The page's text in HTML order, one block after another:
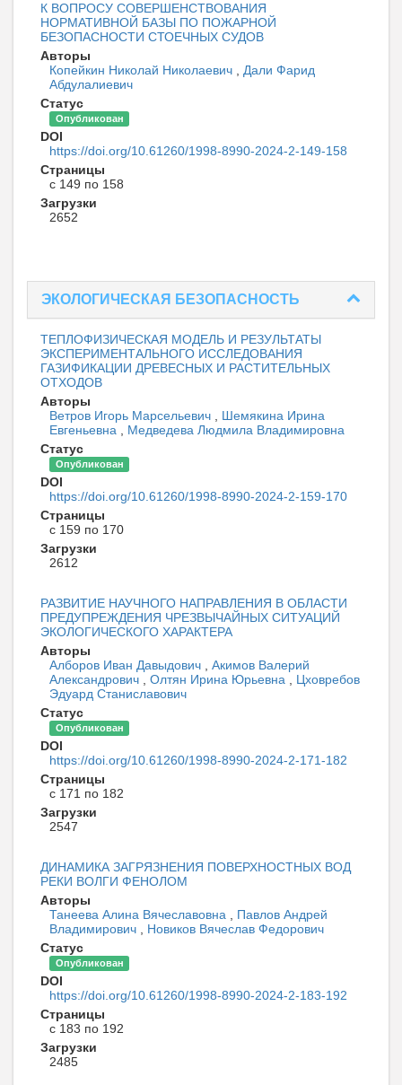
К ВОПРОСУ СОВЕРШЕНСТВОВАНИЯ
НОРМАТИВНОЙ БАЗЫ ПО ПОЖАРНОЙ
БЕЗОПАСНОСТИ СТОЕЧНЫХ СУДОВ
Авторы
Копейкин Николай Николаевич
Дали Фарид
Абдулалиевич
Статус
Опубликован
DOI
https://doi.org/10.61260/1998-8990-2024-2-149-158
Страницы
с 149 по 158
Загрузки
2652
ЭКОЛОГИЧЕСКАЯ БЕЗОПАСНОСТЬ
ТЕПЛОФИЗИЧЕСКАЯ МОДЕЛЬ И РЕЗУЛЬТАТЫ
ЭКСПЕРИМЕНТАЛЬНОГО ИССЛЕДОВАНИЯ
ГАЗИФИКАЦИИ ДРЕВЕСНЫХ И РАСТИТЕЛЬНЫХ
ОТХОДОВ
Авторы
Ветров Игорь Марсельевич
Шемякина Ирина
Евгеньевна
Медведева Людмила Владимировна
Статус
Опубликован
DOI
https://doi.org/10.61260/1998-8990-2024-2-159-170
Страницы
с 159 по 170
Загрузки
2612
РАЗВИТИЕ НАУЧНОГО НАПРАВЛЕНИЯ В ОБЛАСТИ
ПРЕДУПРЕЖДЕНИЯ ЧРЕЗВЫЧАЙНЫХ СИТУАЦИЙ
ЭКОЛОГИЧЕСКОГО ХАРАКТЕРА
Авторы
Алборов Иван Давыдович
Акимов Валерий
Александрович
Олтян Ирина Юрьевна
Цховребов
Эдуард Станиславович
Статус
Опубликован
DOI
https://doi.org/10.61260/1998-8990-2024-2-171-182
Страницы
с 171 по 182
Загрузки
2547
ДИНАМИКА ЗАГРЯЗНЕНИЯ ПОВЕРХНОСТНЫХ ВОД
РЕКИ ВОЛГИ ФЕНОЛОМ
Авторы
Танеева Алина Вячеславовна
Павлов Андрей
Владимирович
Новиков Вячеслав Федорович
Статус
Опубликован
DOI
https://doi.org/10.61260/1998-8990-2024-2-183-192
Страницы
с 183 по 192
Загрузки
2485